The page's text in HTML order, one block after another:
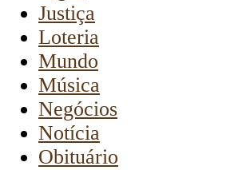
Justiça
Loteria
Mundo
Música
Negócios
Notícia
Obituário